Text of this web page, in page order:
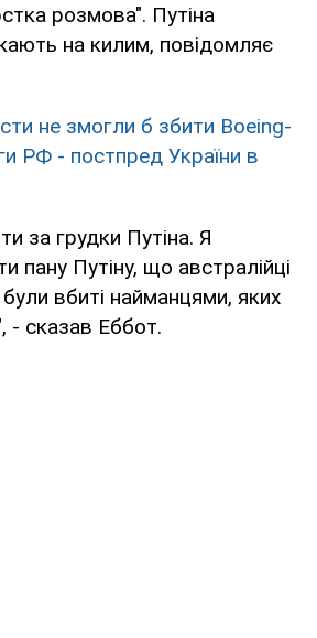
розмова". Путіна
на килим, повідомляє
не змогли б збити Boeing-
РФ - постпред України в
за грудки Путіна. Я
пану Путіну, що австралійці
вбиті найманцями, яких
- сказав Еббот.